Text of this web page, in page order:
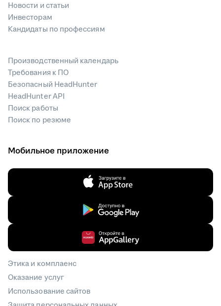
Новости и статьи
Инвесторам
Кандидаты по профессиям
Производственный календарь
Требования к ПО
Безопасный HeadHunter
HeadHunter API
Поиск работы
Поиск по резюме
Мобильное приложение
Этика и комплаенс
Оказание услуг
Использование сайтов